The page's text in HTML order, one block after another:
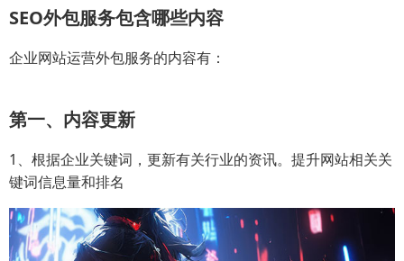
SEO外包服务包含哪些内容
企业网站运营外包服务的内容有：
第一、内容更新
1、根据企业关键词，更新有关行业的资讯。提升网站相关关
键词信息量和排名